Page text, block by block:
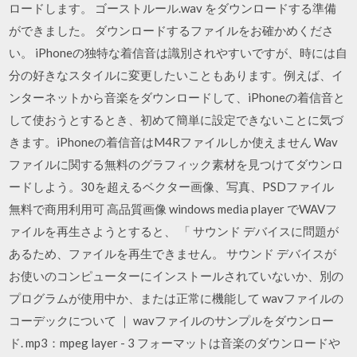
ロードします。 ゴーストルール.wav をダウンロードする準備
ができました。 ダウンロードするファイルをお確かめくださ
い。 iPhoneの独特な着信音は識別されやすいですが、時には自
分の好きなスタイルに変更したいこともあります。例えば、イ
ンターネットから音楽をダウンロードして、iPhoneの着信音と
して使おうとするとき、初めて簡単に設定できないことに気づ
きます。iPhoneの着信音はM4Rファイルしか使えません Wav
ファイルに関する無料のグラフィック素材を見つけてダウンロ
ードしよう。30を超えるベクター画像、写真、PSDファイル
無料で商用利用可 高品質画像 windows media player でWAVフ
ァイルを再生さようとすると、 「 サウンド デバイスに問題が
あるため、ファイルを再生できません。 サウンド デバイスが
お使いのコンピューターにインストールされていないか、別の
プログラムが使用中か、または正常に機能して wavファイルの
コーデックについて ｜ wavファイルのサンプルをダウンロー
ド. mp3：mpeg layer - 3 フォーマットは音楽のダウンロードや